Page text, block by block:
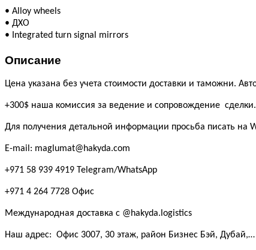
• Alloy wheels
• ДХО
•
Integrated turn signal mirrors
Описание
Цена указана без учета стоимости доставки и таможни.
+300$ наша комиссия за ведение и сопровождение сделки.
Для получения детальной информации просьба писать на
E-mail: maglumat@hakyda.com
+971 58 939 4919 Telegram/WhatsApp
+971 4 264 7728 Офис
Международная доставка с @hakyda.logistics
Наш адрес: Офис 3007, 30 этаж, район Бизнес Бэй, Дубай,…